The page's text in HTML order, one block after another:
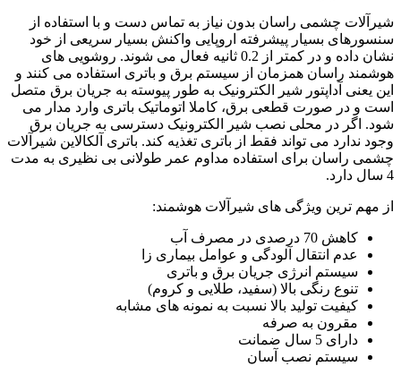
شیرآلات چشمی راسان بدون نیاز به تماس دست و با استفاده از
سنسورهای بسیار پیشرفته اروپایی واکنش بسیار سریعی از خود
نشان داده و در کمتر از 0.2 ثانیه فعال می شوند. روشویی های
هوشمند راسان همزمان از سیستم برق و باتری استفاده می کنند و
این یعنی آداپتور شیر الکترونیک به طور پیوسته به جریان برق متصل
است و در صورت قطعی برق، کاملا اتوماتیک باتری وارد مدار می
شود. اگر در محلی نصب شیر الکترونیک دسترسی به جریان برق
وجود ندارد می تواند فقط از باتری تغذیه کند. باتری آلکالاین شیرآلات
چشمی راسان برای استفاده مداوم عمر طولانی بی نظیری به مدت
4 سال دارد.
از مهم ترین ویژگی های شیرآلات هوشمند:
کاهش 70 درصدی در مصرف آب
عدم انتقال آلودگی و عوامل بیماری زا
سیستم انرژی جریان برق و باتری
تنوع رنگی بالا (سفید، طلایی و کروم)
کیفیت تولید بالا نسبت به نمونه های مشابه
مقرون به صرفه
دارای 5 سال ضمانت
سیستم نصب آسان